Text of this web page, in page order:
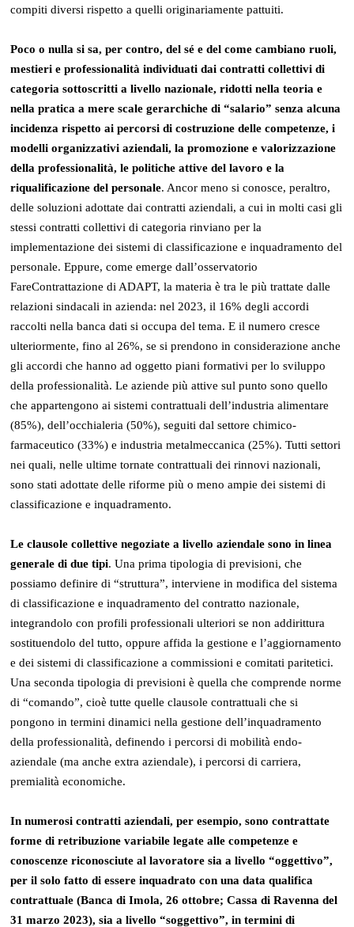
compiti diversi rispetto a quelli originariamente pattuiti.
Poco o nulla si sa, per contro, del sé e del come cambiano ruoli,
mestieri e professionalità individuati dai contratti collettivi di
categoria sottoscritti a livello nazionale, ridotti nella teoria e
nella pratica a mere scale gerarchiche di “salario” senza alcuna
incidenza rispetto ai percorsi di costruzione delle competenze, i
modelli organizzativi aziendali, la promozione e valorizzazione
della professionalità, le politiche attive del lavoro e la
riqualificazione del personale. Ancor meno si conosce, peraltro,
delle soluzioni adottate dai contratti aziendali, a cui in molti casi gli
stessi contratti collettivi di categoria rinviano per la
implementazione dei sistemi di classificazione e inquadramento del
personale. Eppure, come emerge dall’osservatorio
FareContrattazione di ADAPT, la materia è tra le più trattate dalle
relazioni sindacali in azienda: nel 2023, il 16% degli accordi
raccolti nella banca dati si occupa del tema. E il numero cresce
ulteriormente, fino al 26%, se si prendono in considerazione anche
gli accordi che hanno ad oggetto piani formativi per lo sviluppo
della professionalità. Le aziende più attive sul punto sono quello
che appartengono ai sistemi contrattuali dell’industria alimentare
(85%), dell’occhialeria (50%), seguiti dal settore chimico-
farmaceutico (33%) e industria metalmeccanica (25%). Tutti settori
nei quali, nelle ultime tornate contrattuali dei rinnovi nazionali,
sono stati adottate delle riforme più o meno ampie dei sistemi di
classificazione e inquadramento.
Le clausole collettive negoziate a livello aziendale sono in linea
generale di due tipi. Una prima tipologia di previsioni, che
possiamo definire di “struttura”, interviene in modifica del sistema
di classificazione e inquadramento del contratto nazionale,
integrandolo con profili professionali ulteriori se non addirittura
sostituendolo del tutto, oppure affida la gestione e l’aggiornamento
e dei sistemi di classificazione a commissioni e comitati paritetici.
Una seconda tipologia di previsioni è quella che comprende norme
di “comando”, cioè tutte quelle clausole contrattuali che si
pongono in termini dinamici nella gestione dell’inquadramento
della professionalità, definendo i percorsi di mobilità endo-
aziendale (ma anche extra aziendale), i percorsi di carriera,
premialità economiche.
In numerosi contratti aziendali, per esempio, sono contrattate
forme di retribuzione variabile legate alle competenze e
conoscenze riconosciute al lavoratore sia a livello “oggettivo”,
per il solo fatto di essere inquadrato con una data qualifica
contrattuale (Banca di Imola, 26 ottobre; Cassa di Ravenna del
31 marzo 2023), sia a livello “soggettivo”, in termini di